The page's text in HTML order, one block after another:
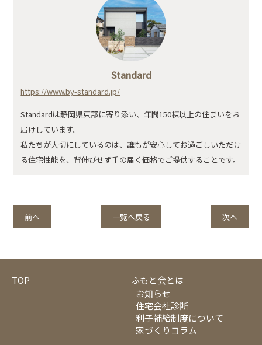
Standard
https://www.by-standard.jp/
Standardは静岡県東部に寄り添い、年間150棟以上の住まいをお
届けしています。
私たちが大切にしているのは、誰もが安心してお過ごしいただけ
る住宅性能を、背伸びせず手の届く価格でご提供することです。
前へ 一覧へ戻る 次へ
TOP
ふもと会とは
お知らせ
住宅会社診断
利子補給制度について
家づくりコラム